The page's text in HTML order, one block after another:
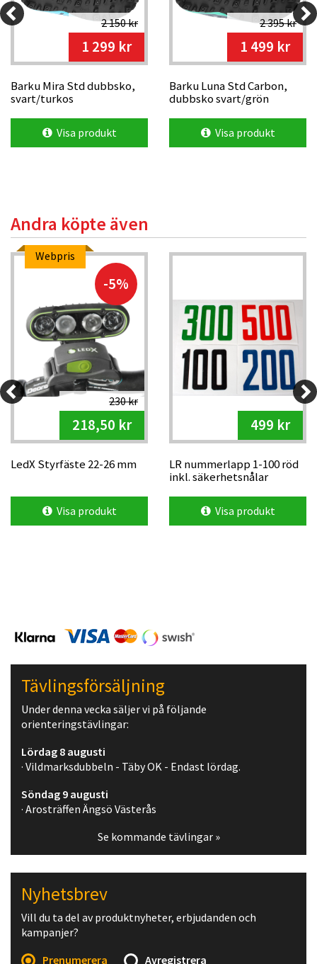
2 150 kr
1 299 kr
Barku Mira Std dubbsko,
svart/turkos
Visa produkt
2 395 kr
1 499 kr
Barku Luna Std Carbon,
dubbsko svart/grön
Visa produkt
Andra köpte även
Webpris
-5%
230 kr
218,50 kr
LedX Styrfäste 22-26 mm
Visa produkt
499 kr
LR nummerlapp 1-100 röd
inkl. säkerhetsnålar
Visa produkt
Tävlingsförsäljning
Under denna vecka säljer vi på följande
orienteringstävlingar:
Lördag 8 augusti
· Vildmarksdubbeln - Täby OK - Endast lördag.
Söndag 9 augusti
· Arosträffen Ängsö Västerås
Se kommande tävlingar »
Nyhetsbrev
Vill du ta del av produktnyheter, erbjudanden och
kampanjer?
Prenumerera
Avregistrera